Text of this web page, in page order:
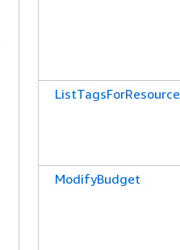
ListTagsForResource
ModifyBudget